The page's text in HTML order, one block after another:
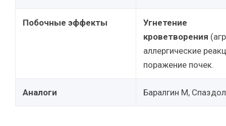
Побочные эффекты
Угнетение
кроветворения
аллергические
поражение почек.
Аналоги Баралгин М,